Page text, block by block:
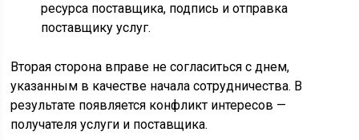
ресурса поставщика, подпись и отправка
поставщику услуг.
Вторая сторона вправе не согласиться с днем,
указанным в качестве начала сотрудничества. В
результате появляется конфликт интересов —
получателя услуги и поставщика.